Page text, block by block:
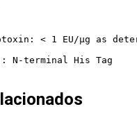
< 1 EU/µg as
: N-terminal His Tag